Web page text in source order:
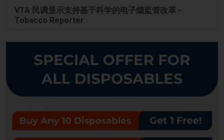
VTA 民调显示支持基于科学的电子烟监管改革 -
Tobacco Reporter